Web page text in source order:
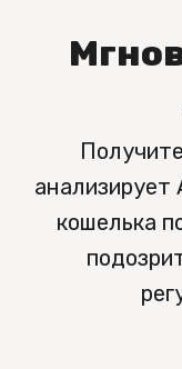
анализирует
кошелька